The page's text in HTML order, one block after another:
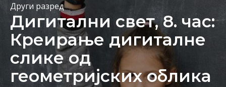
Други разред
Дигитални свет, 8. час:
Креирање дигиталне
слике од
геометријских облика